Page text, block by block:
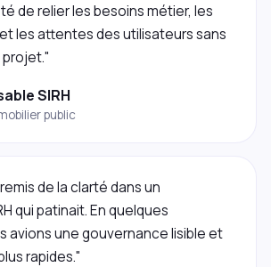
de relier les besoins métier, les
les attentes des utilisateurs sans
SIRH
public
de la clarté dans un
qui patinait. En quelques
avions une gouvernance lisible et
rapides."